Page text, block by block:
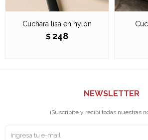
Cuchara lisa en nylon
$ 248
NEWSLETTER
¡Suscribite y recibí todas nuestras